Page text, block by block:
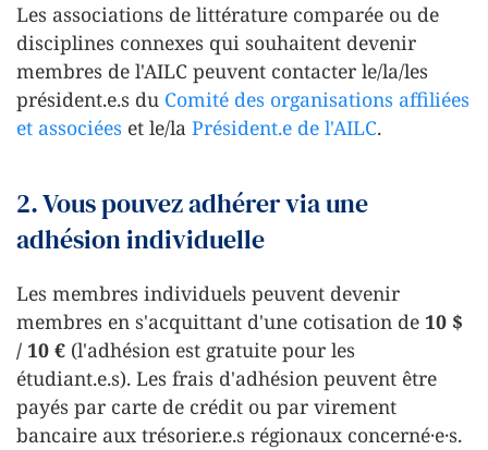
Les associations de littérature comparée ou de
disciplines connexes qui souhaitent devenir
membres de l'AILC peuvent contacter le/la/les
président.e.s du Comité des organisations affiliées
et associées et le/la Président.e de l'AILC.
2. Vous pouvez adhérer via une
adhésion individuelle
Les membres individuels peuvent devenir
membres en s'acquittant d'une cotisation de 10 $
/ 10 € (l'adhésion est gratuite pour les
étudiant.e.s). Les frais d'adhésion peuvent être
payés par carte de crédit ou par virement
bancaire aux trésorier.e.s régionaux concerné·e·s.